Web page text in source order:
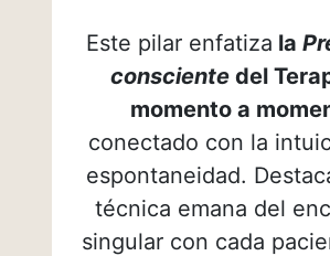
Este pilar enfatiza la
consciente del
momento a
conectado con la
espontaneidad.
técnica emana del
singular con cada